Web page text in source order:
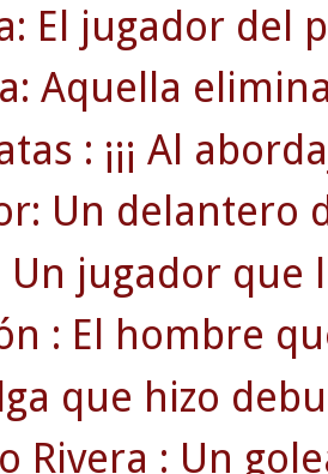
El jugador del
Aquella
: ¡¡¡ Al
Un delantero
Un jugador que
: El hombre
que hizo
Rivera : Un